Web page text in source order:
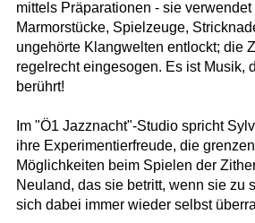
mittels Präparationen - sie
Marmorstücke, Spielzeuge,
ungehörte Klangwelten entlockt; die
regelrecht eingesogen. Es ist Musik,
berührt!
Im "Ö1 Jazznacht"-Studio spricht
ihre Experimentierfreude, die
Möglichkeiten beim Spielen der
Neuland, das sie betritt, wenn sie zu
sich dabei immer wieder selbst